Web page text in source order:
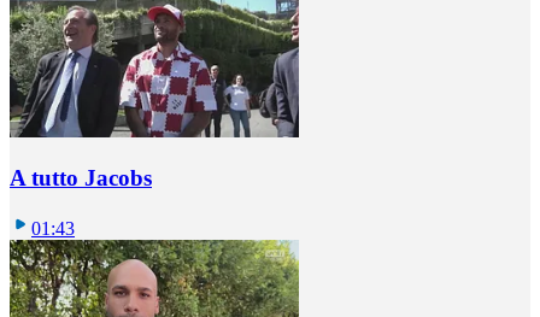
A tutto Jacobs
01:43